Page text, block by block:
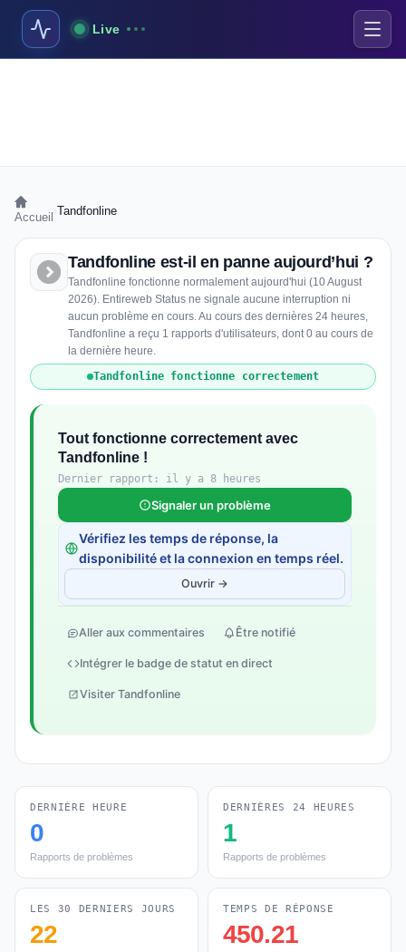
Live
Accueil Tandfonline
Tandfonline est-il en panne aujourd’hui ?
Tandfonline fonctionne normalement aujourd'hui (10 August
2026). Entireweb Status ne signale aucune interruption ni
aucun problème en cours. Au cours des dernières 24 heures,
Tandfonline a reçu 1 rapports d'utilisateurs, dont 0 au cours de
la dernière heure.
Tandfonline fonctionne correctement
Tout fonctionne correctement avec
Tandfonline !
Dernier rapport: il y a 8 heures
Signaler un problème
Vérifiez les temps de réponse, la
disponibilité et la connexion en temps réel.
Ouvrir →
Aller aux commentaires Être notifié
Intégrer le badge de statut en direct
Visiter Tandfonline
DERNIÈRE HEURE
0
Rapports de problèmes
DERNIÈRES 24 HEURES
1
Rapports de problèmes
LES 30 DERNIERS JOURS
22
TEMPS DE RÉPONSE
450.21